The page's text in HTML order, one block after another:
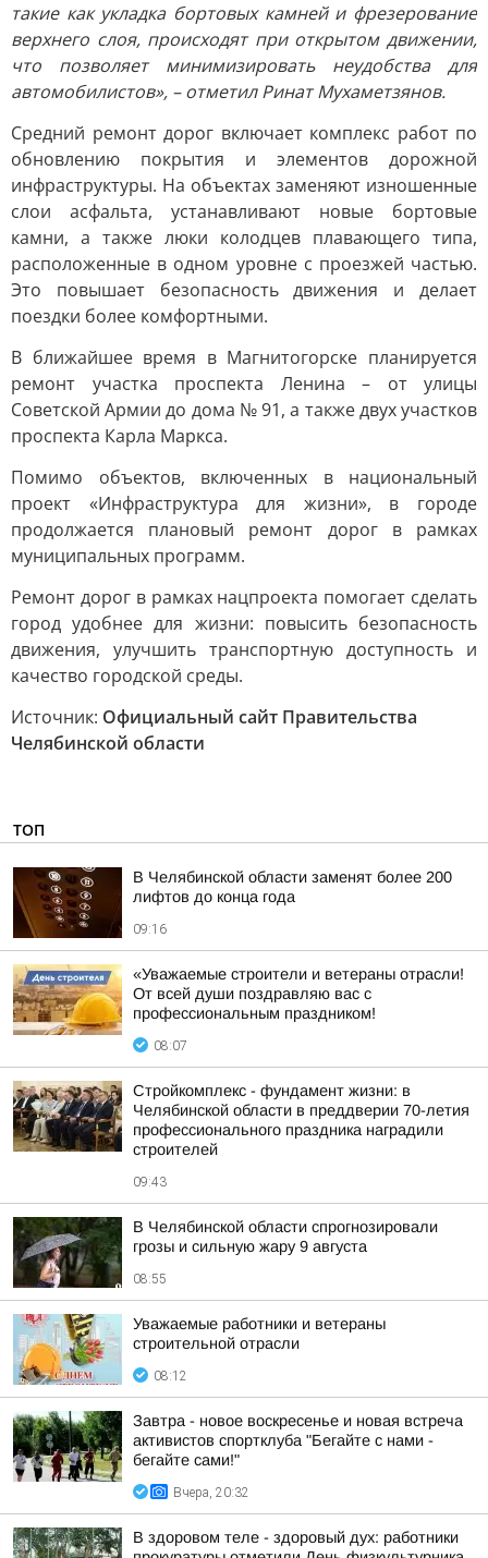
такие как укладка бортовых камней и фрезерование
верхнего слоя, происходят при открытом движении,
что позволяет минимизировать неудобства для
автомобилистов», – отметил Ринат Мухаметзянов.
Средний ремонт дорог включает комплекс работ по
обновлению покрытия и элементов дорожной
инфраструктуры. На объектах заменяют изношенные
слои асфальта, устанавливают новые бортовые
камни, а также люки колодцев плавающего типа,
расположенные в одном уровне с проезжей частью.
Это повышает безопасность движения и делает
поездки более комфортными.
В ближайшее время в Магнитогорске планируется
ремонт участка проспекта Ленина – от улицы
Советской Армии до дома № 91, а также двух участков
проспекта Карла Маркса.
Помимо объектов, включенных в национальный
проект «Инфраструктура для жизни», в городе
продолжается плановый ремонт дорог в рамках
муниципальных программ.
Ремонт дорог в рамках нацпроекта помогает сделать
город удобнее для жизни: повысить безопасность
движения, улучшить транспортную доступность и
качество городской среды.
Источник: Официальный сайт Правительства
Челябинской области
ТОП
В Челябинской области заменят более 200
лифтов до конца года
09:16
«Уважаемые строители и ветераны отрасли!
От всей души поздравляю вас с
профессиональным праздником!
08:07
Стройкомплекс - фундамент жизни: в
Челябинской области в преддверии 70-летия
профессионального праздника наградили
строителей
09:43
В Челябинской области спрогнозировали
грозы и сильную жару 9 августа
08:55
Уважаемые работники и ветераны
строительной отрасли
08:12
Завтра - новое воскресенье и новая встреча
активистов спортклуба "Бегайте с нами -
бегайте сами!"
Вчера, 20:32
В здоровом теле - здоровый дух: работники